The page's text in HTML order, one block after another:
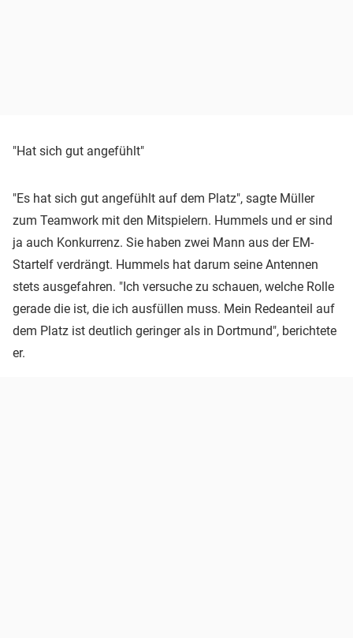
"Hat sich gut angefühlt"
"Es hat sich gut angefühlt auf dem Platz", sagte Müller
zum Teamwork mit den Mitspielern. Hummels und er sind
ja auch Konkurrenz. Sie haben zwei Mann aus der EM-
Startelf verdrängt. Hummels hat darum seine Antennen
stets ausgefahren. "Ich versuche zu schauen, welche Rolle
gerade die ist, die ich ausfüllen muss. Mein Redeanteil auf
dem Platz ist deutlich geringer als in Dortmund", berichtete
er.